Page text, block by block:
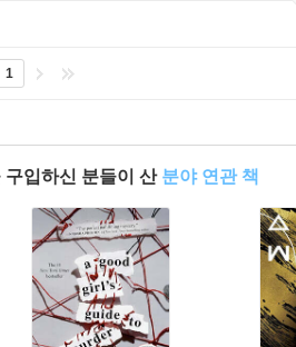
1
구입하신 분들이 산 분야 연관 책